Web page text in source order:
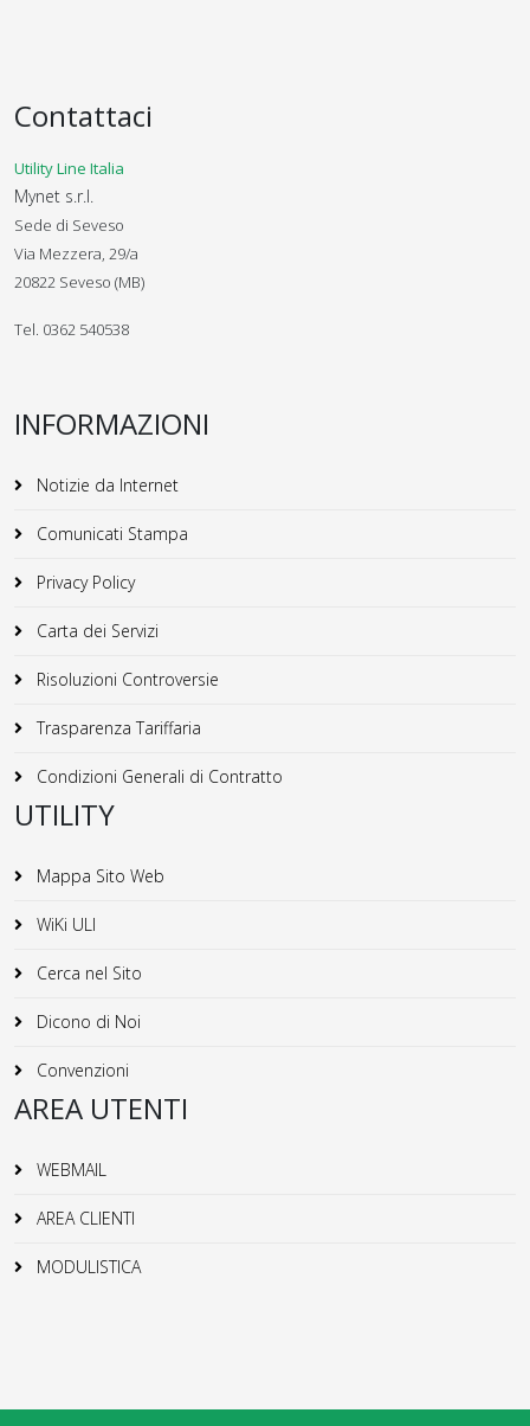
Contattaci
Utility Line Italia
Mynet s.r.l.
Sede di Seveso
Via Mezzera, 29/a
20822 Seveso (MB)
Tel. 0362 540538
INFORMAZIONI
Notizie da Internet
Comunicati Stampa
Privacy Policy
Carta dei Servizi
Risoluzioni Controversie
Trasparenza Tariffaria
Condizioni Generali di Contratto
UTILITY
Mappa Sito Web
WiKi ULI
Cerca nel Sito
Dicono di Noi
Convenzioni
AREA UTENTI
WEBMAIL
AREA CLIENTI
MODULISTICA